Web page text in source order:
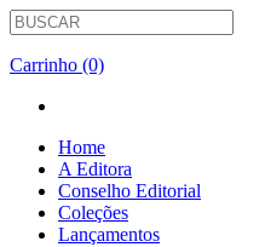
Carrinho (0)
Home
A Editora
Conselho Editorial
Coleções
Lançamentos